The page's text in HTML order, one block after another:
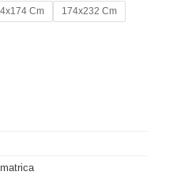
Cm
174x232 Cm